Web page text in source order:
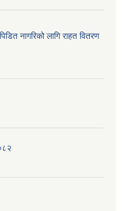
नागरिको लागि राहत वितरण